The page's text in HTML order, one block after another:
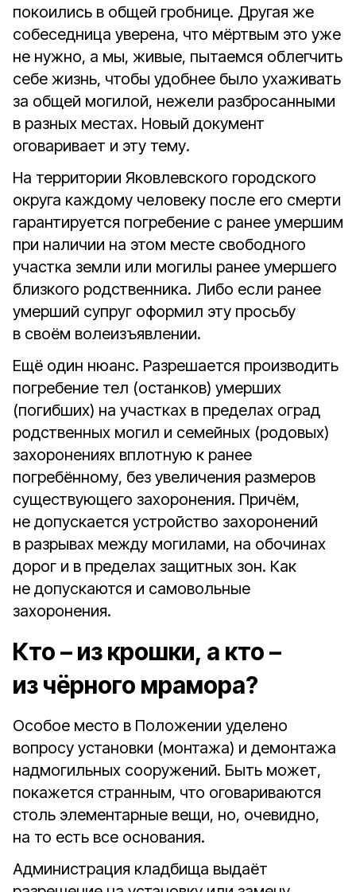
покоились в общей гробнице. Другая же
собеседница уверена, что мёртвым это уже
не нужно, а мы, живые, пытаемся облегчить
себе жизнь, чтобы удобнее было ухаживать
за общей могилой, нежели разбросанными
в разных местах. Новый документ
оговаривает и эту тему.
На территории Яковлевского городского
округа каждому человеку после его смерти
гарантируется погребение с ранее умершим
при наличии на этом месте свободного
участка земли или могилы ранее умершего
близкого родственника. Либо если ранее
умерший супруг оформил эту просьбу
в своём волеизъявлении.
Ещё один нюанс. Разрешается производить
погребение тел (останков) умерших
(погибших) на участках в пределах оград
родственных могил и семейных (родовых)
захоронениях вплотную к ранее
погребённому, без увеличения размеров
существующего захоронения. Причём,
не допускается устройство захоронений
в разрывах между могилами, на обочинах
дорог и в пределах защитных зон. Как
не допускаются и самовольные
захоронения.
Кто – из крошки, а кто –
из чёрного мрамора?
Особое место в Положении уделено
вопросу установки (монтажа) и демонтажа
надмогильных сооружений. Быть может,
покажется странным, что оговариваются
столь элементарные вещи, но, очевидно,
на то есть все основания.
Администрация кладбища выдаёт